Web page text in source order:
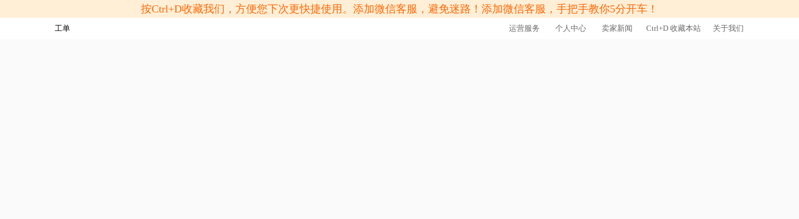
按Ctrl+D收藏我们，方便您下次更快捷使用。添加微信客服，避免迷路！添加微信客服，手把手教你5分开车！
工单 运营服务 个人中心 卖家新闻 Ctrl+D 收藏本站 关于我们